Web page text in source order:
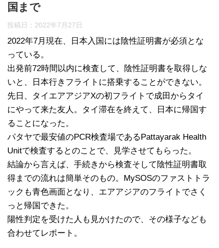
国まで
投稿日： 2022年7月27日
2022年7月現在、日本入国には陰性証明書が必須とな
っている。
出発前72時間以内に検査して、陰性証明書を取得しな
いと、日本行きフライトに搭乗することができない。
先日、タイエアアジアXの初フライトで成田からタイ
にやって来た友人。タイ滞在を終えて、日本に帰国す
ることになった。
パタヤで最安値のPCR検査場であるPattayarak Health
Unitで検査するとのことで、見学させてもらった。
結論から言えば、手続きから検査そして陰性証明書取
得までの流れは簡単そのもの。MySOSのファストトラ
ックも青色画面となり、エアアジアのフライトでさく
っと帰国できた。
陽性判定を受けた人も見かけたので、その様子なども
合わせてレポート。